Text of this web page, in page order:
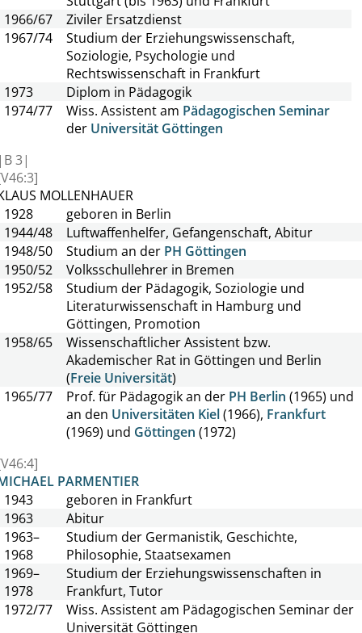
1966/67
Ziviler Ersatzdienst
1967/74
Studium der Erziehungswissenschaft,
Soziologie, Psychologie und
Rechtswissenschaft in Frankfurt
1973
Diplom in Pädagogik
1974/77
Wiss. Assistent am Pädagogischen Seminar
der Universität Göttingen
B3|
MOLLENHAUER
1928
geboren in Berlin
1944/48
Luftwaffenhelfer, Gefangenschaft, Abitur
1948/50
Studium an der PH Göttingen
1950/52
Volksschullehrer in Bremen
1952/58
Studium der Pädagogik, Soziologie und
Literaturwissenschaft in Hamburg und
Göttingen, Promotion
1958/65
Wissenschaftlicher Assistent bzw.
Akademischer Rat in Göttingen und Berlin
(Freie Universität)
1965/77
Prof. für Pädagogik an der PH Berlin (1965) und
an den Universitäten Kiel(1966), Frankfurt
(1969) und Göttingen (1972)
PARMENTIER
1943
geboren in Frankfurt
1963
Abitur
1963–
1968
Studium der Germanistik, Geschichte,
Philosophie, Staatsexamen
1969–
1978
Studium der Erziehungswissenschaften in
Frankfurt, Tutor
1972/77
Wiss. Assistent am Pädagogischen Seminar der
Universität Göttingen